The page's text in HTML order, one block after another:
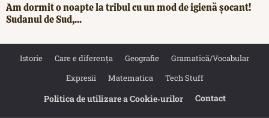
Am dormit o noapte la tribul cu un mod de igienă șocant!
Sudanul de Sud,...
Istorie Care e diferența Geografie
Gramatică/Vocabular
Expresii
Matematica Tech Stuff
Politica de utilizare a Cookie‐urilor Contact